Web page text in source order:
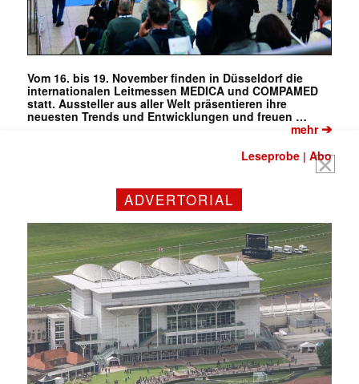
E-
Mail
(erforderlich)
Vom 16. bis 19. November finden in Düsseldorf die
internationalen Leitmessen MEDICA und COMPAMED
statt. Aussteller aus aller Welt präsentieren ihre
neuesten Trends und Entwicklungen und freuen …
mehr➔
Leseprobe |Abo
ADVERTORIAL